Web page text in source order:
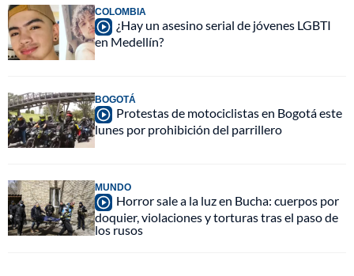
COLOMBIA
¿Hay un asesino serial de jóvenes LGBTI
en Medellín?
BOGOTÁ
Protestas de motociclistas en Bogotá este
lunes por prohibición del parrillero
MUNDO
Horror sale a la luz en Bucha: cuerpos por
doquier, violaciones y torturas tras el paso de
los rusos